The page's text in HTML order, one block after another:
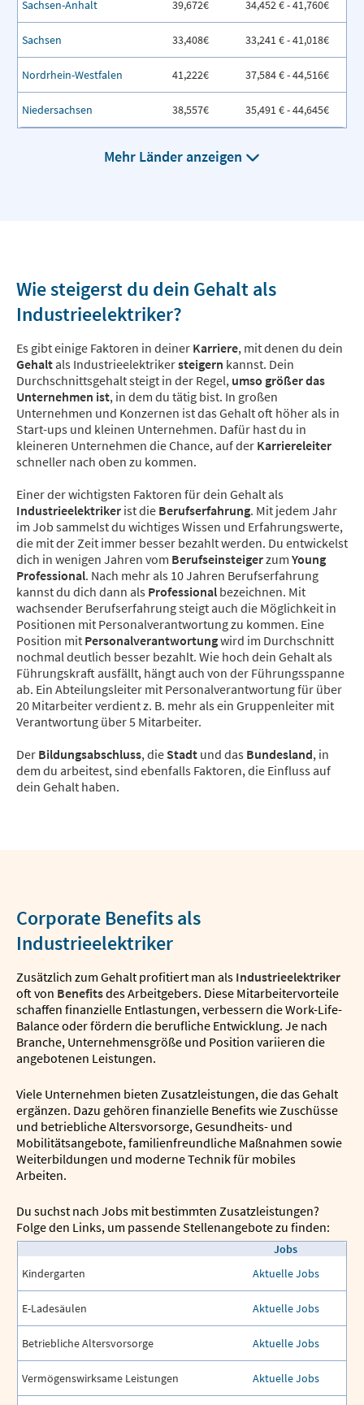
Sachsen-Anhalt 39,672€ 34,452 € - 41,760€
Sachsen 33,408€ 33,241 € - 41,018€
Nordrhein-Westfalen 41,222€ 37,584 € - 44,516€
Niedersachsen 38,557€ 35,491 € - 44,645€
Mehr Länder anzeigen
Wie steigerst du dein Gehalt als
Industrieelektriker?
Es gibt einige Faktoren in deiner Karriere, mit denen du dein
Gehaltals Industrieelektrikersteigern kannst. Dein
Durchschnittsgehalt steigt in der Regel, umso größer das
Unternehmen ist, in dem du tätig bist. In großen
Unternehmen und Konzernen ist das Gehalt oft höher als in
Start-ups und kleinen Unternehmen. Dafür hast du in
kleineren Unternehmen die Chance, auf der Karriereleiter
schneller nach oben zu kommen.
Einer der wichtigsten Faktoren für dein Gehalt als
Industrieelektriker ist die Berufserfahrung. Mit jedem Jahr
im Job sammelst du wichtiges Wissen und Erfahrungswerte,
die mit der Zeit immer besser bezahlt werden. Du entwickelst
dich in wenigen Jahren vom Berufseinsteigerzum Young
Professional. Nach mehr als 10 Jahren Berufserfahrung
kannst du dich dann als Professional bezeichnen. Mit
wachsender Berufserfahrung steigt auch die Möglichkeit in
Positionen mit Personalverantwortung zu kommen. Eine
Position mit Personalverantwortungwird im Durchschnitt
nochmal deutlich besser bezahlt. Wie hoch dein Gehalt als
Führungskraft ausfällt, hängt auch von der Führungsspanne
ab. Ein Abteilungsleiter mit Personalverantwortung für über
20 Mitarbeiter verdient z. B. mehr als ein Gruppenleiter mit
Verantwortung über 5 Mitarbeiter.
Der Bildungsabschluss, die Stadt und das Bundesland, in
dem du arbeitest, sind ebenfalls Faktoren, die Einfluss auf
dein Gehalt haben.
Corporate Benefits als
Industrieelektriker
Zusätzlich zum Gehalt profitiert man als Industrieelektriker
oft von Benefitsdes Arbeitgebers. Diese Mitarbeitervorteile
schaffen finanzielle Entlastungen, verbessern die Work-Life-
Balance oder fördern die berufliche Entwicklung. Je nach
Branche, Unternehmensgröße und Position variieren die
angebotenen Leistungen.
Viele Unternehmen bieten Zusatzleistungen, die das Gehalt
ergänzen. Dazu gehören finanzielle Benefits wie Zuschüsse
und betriebliche Altersvorsorge, Gesundheits- und
Mobilitätsangebote, familienfreundliche Maßnahmen sowie
Weiterbildungen und moderne Technik für mobiles
Arbeiten.
Du suchst nach Jobs mit bestimmten Zusatzleistungen?
Folge den Links, um passende Stellenangebote zu finden:
Jobs
Kindergarten
Aktuelle Jobs
E-Ladesäulen Aktuelle Jobs
Betriebliche Altersvorsorge Aktuelle Jobs
Vermögenswirksame Leistungen Aktuelle Jobs